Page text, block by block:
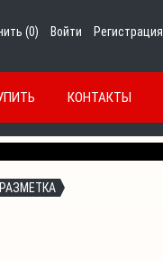
(0) Войти Регистрация
КОНТАКТЫ